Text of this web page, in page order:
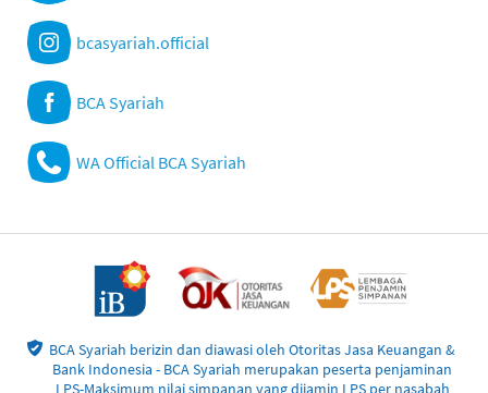
bcasyariah.official
BCA Syariah
WA Official BCA Syariah
BCA Syariah berizin dan diawasi oleh Otoritas Jasa Keuangan &
Bank Indonesia - BCA Syariah merupakan peserta penjaminan
LPS-Maksimum nilai simpanan yang dijamin LPS per nasabah